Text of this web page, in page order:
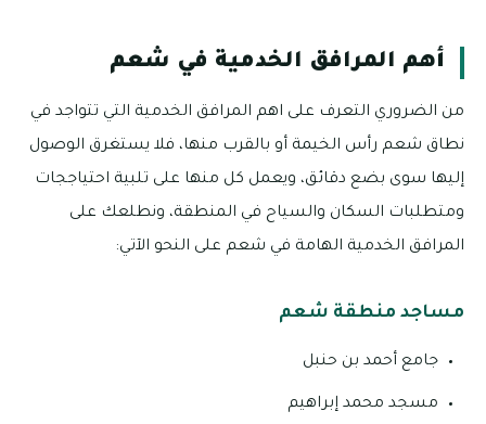
أهم المرافق الخدمية في شعم
من الضروري التعرف على اهم المرافق الخدمية التي تتواجد في
نطاق شعم رأس الخيمة أو بالقرب منها، فلا يستغرق الوصول
إليها سوى بضع دقائق، ويعمل كل منها على تلبية احتياججات
ومتطلبات السكان والسياح في المنطقة، ونطلعك على
المرافق الخدمية الهامة في شعم على النحو الآتي:
مساجد منطقة شعم
جامع أحمد بن حنبل
مسجد محمد إبراهيم